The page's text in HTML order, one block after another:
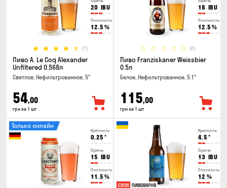
20 IBU
Плотность
12.5 %
(1)
Пиво A. Le Coq Alexander
Unfiltered 0.568л
Светлое, Нефильтрованное, 5°
54,00
грн за 1 шт
18 IBU
Плотность
12.5 %
(0)
Пиво Franziskaner Weissbier
0.5л
Белое, Нефильтрованное, 5.1°
115,00
грн за 1 шт
Крепость
0.25 °
Горечь
15 IBU
Плотность
11.5 %
Только онлайн
Крепость
4.5 °
Горечь
13 IBU
Плотность
12 %